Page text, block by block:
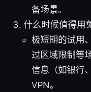
备场景。
什么时候值得用
极短期的试用
过区域限制等
信息（如银行
VPN。